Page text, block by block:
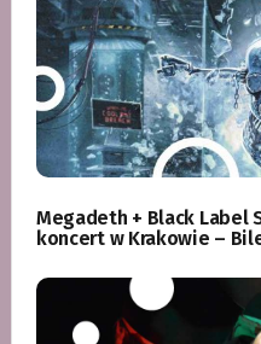
Megadeth + Black Label
koncert w Krakowie –